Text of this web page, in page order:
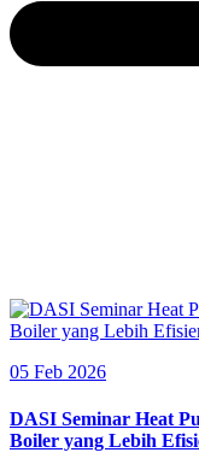
05 Feb 2026
DASI Seminar Heat
Boiler yang Lebih